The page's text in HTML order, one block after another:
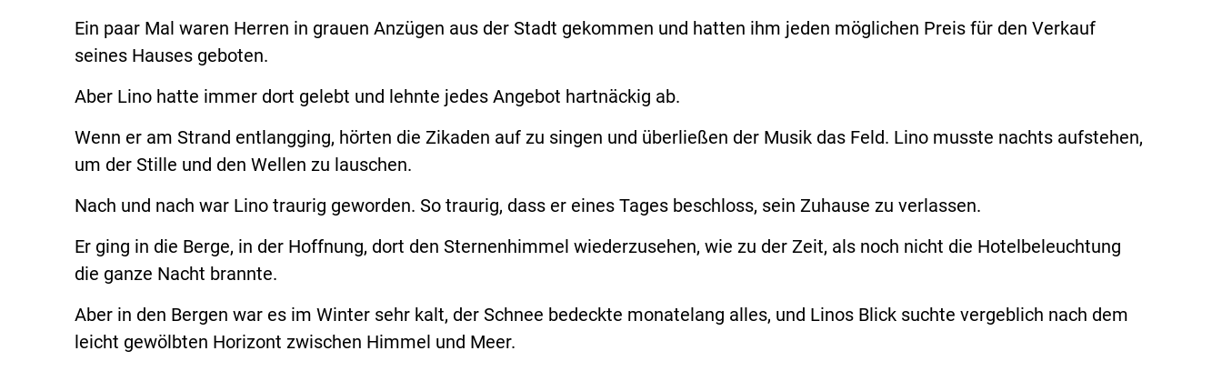
Ein paar Mal waren Herren in grauen Anzügen aus der Stadt gekommen und hatten ihm jeden möglichen Preis für den Verkauf
seines Hauses geboten.
Aber Lino hatte immer dort gelebt und lehnte jedes Angebot hartnäckig ab.
Wenn er am Strand entlangging, hörten die Zikaden auf zu singen und überließen der Musik das Feld. Lino musste nachts aufstehen,
um der Stille und den Wellen zu lauschen.
Nach und nach war Lino traurig geworden. So traurig, dass er eines Tages beschloss, sein Zuhause zu verlassen.
Er ging in die Berge, in der Hoffnung, dort den Sternenhimmel wiederzusehen, wie zu der Zeit, als noch nicht die Hotelbeleuchtung
die ganze Nacht brannte.
Aber in den Bergen war es im Winter sehr kalt, der Schnee bedeckte monatelang alles, und Linos Blick suchte vergeblich nach dem
leicht gewölbten Horizont zwischen Himmel und Meer.